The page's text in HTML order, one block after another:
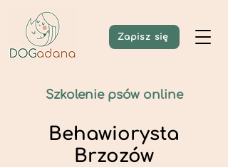
Zapisz się
Szkolenie psów online
Behawiorysta
Brzozów